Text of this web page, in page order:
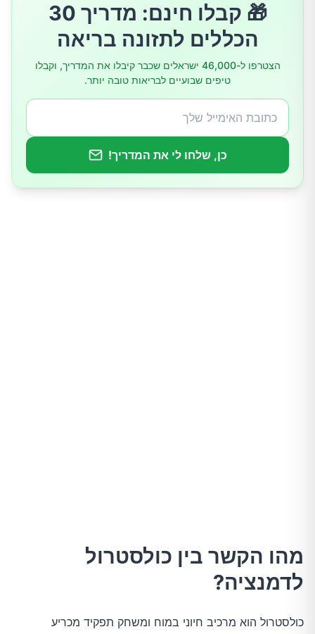
המלצות למניעה
סיכום
🎁 קבלו חינם: מדריך 30
הכללים לתזונה בריאה
הצטרפו ל-46,000 ישראלים שכבר קיבלו את המדריך, וקבלו
טיפים שבועיים לבריאות טובה יותר.
כן, שלחו לי את המדריך!
מהו הקשר בין כולסטרול
לדמנציה?
כולסטרול הוא מרכיב חיוני במוח ומשחק תפקיד מכריע